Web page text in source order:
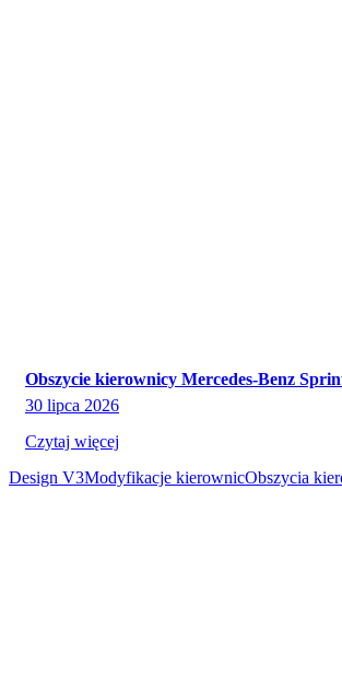
Obszycie kierownicy Mercedes-Benz
30 lipca 2026
Czytaj więcej
Design V3Modyfikacje kierownicObszycia